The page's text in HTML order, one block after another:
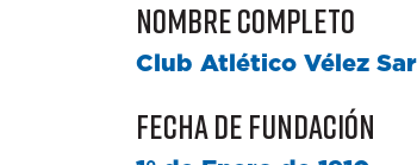
Nombre completo
Club Atlético Vélez
Fecha de fundación